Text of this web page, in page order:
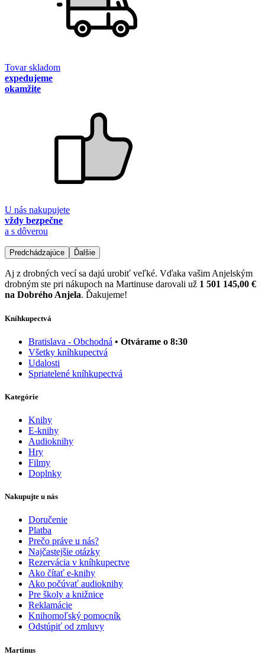
Tovar skladom
expedujeme
okamžite
U nás nakupujete
vždy bezpečne
a s dôverou
Predchádzajúce Ďalšie
Aj z drobných vecí sa dajú urobiť veľké. Vďaka vašim Anjelským
drobným ste pri nákupoch na Martinuse darovali už 1 501 145,00 €
na Dobrého Anjela. Ďakujeme!
Kníhkupectvá
Bratislava - Obchodná • Otvárame o 8:30
Všetky kníhkupectvá
Udalosti
Spriatelené kníhkupectvá
Kategórie
Knihy
E-knihy
Audioknihy
Hry
Filmy
Doplnky
Nakupujte u nás
Doručenie
Platba
Prečo práve u nás?
Najčastejšie otázky
Rezervácia v kníhkupectve
Ako čítať e-knihy
Ako počúvať audioknihy
Pre školy a knižnice
Reklamácie
Knihomoľský pomocník
Odstúpiť od zmluvy
Martinus